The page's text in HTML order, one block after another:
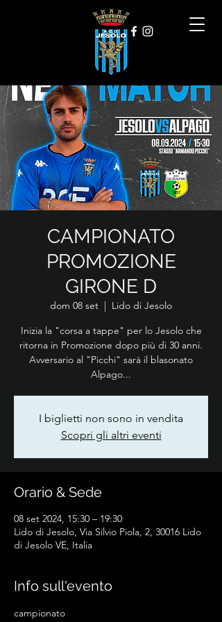
CAMPIONATO
PROMOZIONE
GIRONE D
dom 08 set
  |
Lido di Jesolo
Inizia la "corsa a tappe" per lo Jesolo che
ritorna in Promozione dopo più di 30 anni.
Avversario al "Picchi" sarà il blasonato
Alpago...
I biglietti non sono in vendita
Scopri gli altri eventi
Orario & Sede
08 set 2024, 15:30 – 19:30
Lido di Jesolo, Via Silvio Piola, 2, 30016 Lido
di Jesolo VE, Italia
Info sull'evento
campionato